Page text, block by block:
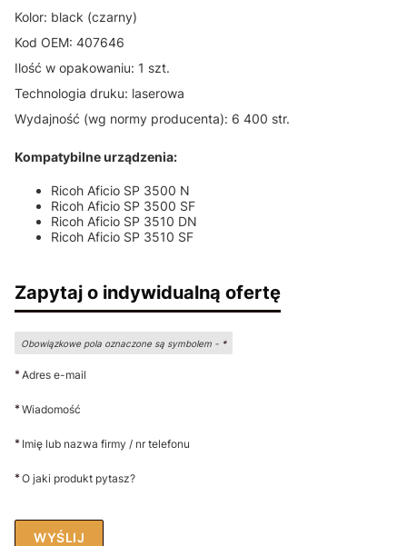
Kolor: black (czarny)
Kod OEM: 407646
Ilość w opakowaniu: 1 szt.
Technologia druku: laserowa
Wydajność (wg normy producenta): 6 400 str.
Kompatybilne urządzenia:
Ricoh Aficio SP 3500 N
Ricoh Aficio SP 3500 SF
Ricoh Aficio SP 3510 DN
Ricoh Aficio SP 3510 SF
Zapytaj o indywidualną ofertę
Obowiązkowe pola oznaczone są symbolem - *
*Adres e-mail
*Wiadomość
* Imię lub nazwa firmy / nr telefonu
*O jaki produkt pytasz?
WYŚLIJ